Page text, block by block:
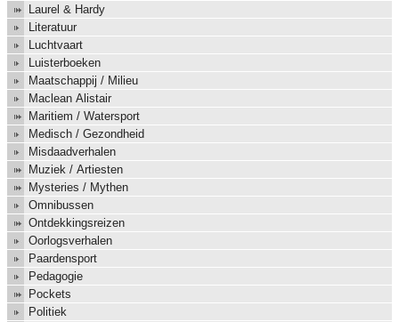
Laurel & Hardy
Literatuur
Luchtvaart
Luisterboeken
Maatschappij / Milieu
Maclean Alistair
Maritiem / Watersport
Medisch / Gezondheid
Misdaadverhalen
Muziek / Artiesten
Mysteries / Mythen
Omnibussen
Ontdekkingsreizen
Oorlogsverhalen
Paardensport
Pedagogie
Pockets
Politiek